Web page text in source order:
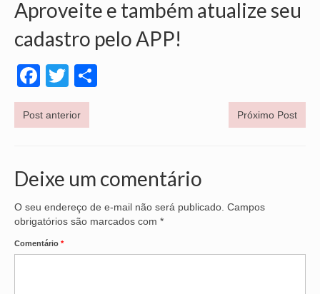
Aproveite e também atualize seu
cadastro pelo APP!
Facebook
Twitter
Post anterior Próximo Post
Deixe um comentário
O seu endereço de e-mail não será publicado. Campos
obrigatórios são marcados com *
Comentário *